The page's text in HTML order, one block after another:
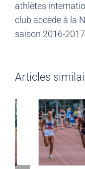
athlètes
club accède à la
saison 2016-
Articles